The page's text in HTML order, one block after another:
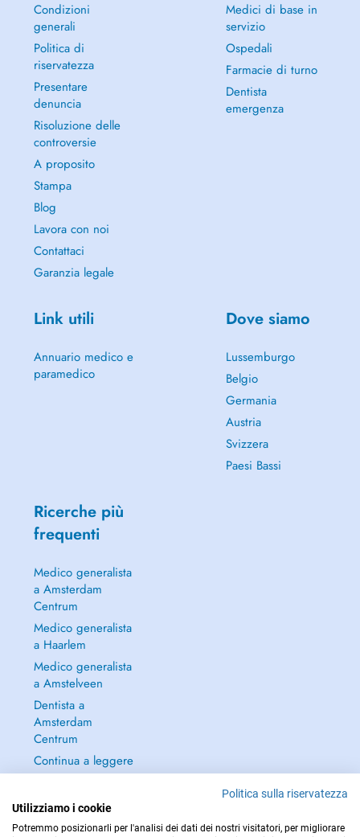
Condizioni
generali
Politica di
riservatezza
Presentare
denuncia
Risoluzione delle
controversie
A proposito
Stampa
Blog
Lavora con noi
Contattaci
Garanzia legale
Medici di base in
servizio
Ospedali
Farmacie di turno
Dentista
emergenza
Link utili
Annuario medico e
paramedico
Dove siamo
Lussemburgo
Belgio
Germania
Austria
Svizzera
Paesi Bassi
Ricerche più
frequenti
Medico generalista
a Amsterdam
Centrum
Medico generalista
a Haarlem
Medico generalista
a Amstelveen
Dentista a
Amsterdam
Centrum
Continua a leggere
→
Politica sulla riservatezza
Utilizziamo i cookie
Potremmo posizionarli per l'analisi dei dati dei nostri visitatori, per migliorare